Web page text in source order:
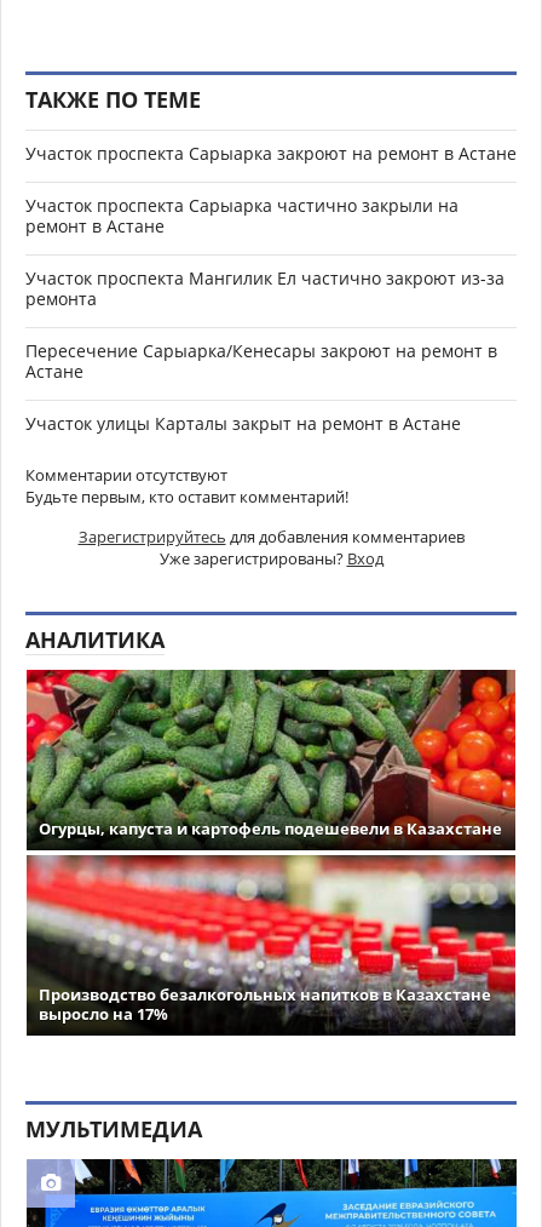
ТАКЖЕ ПО ТЕМЕ
Участок проспекта Сарыарка закроют на ремонт в Астане
Участок проспекта Сарыарка частично закрыли на
ремонт в Астане
Участок проспекта Мангилик Ел частично закроют из-за
ремонта
Пересечение Сарыарка/Кенесары закроют на ремонт в
Астане
Участок улицы Карталы закрыт на ремонт в Астане
Комментарии отсутствуют
Будьте первым, кто оставит комментарий!
Зарегистрируйтесь для добавления комментариев
Уже зарегистрированы? Вход
АНАЛИТИКА
Огурцы, капуста и картофель подешевели в Казахстане
Производство безалкогольных напитков в Казахстане
выросло на 17%
МУЛЬТИМЕДИА